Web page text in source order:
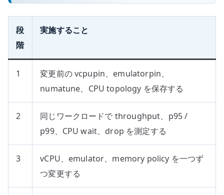
段
階
実施すること
1
変更前の vcpupin、emulatorpin、
numatune、CPU topology を保存する
2
同じワークロードで throughput、p95 /
p99、CPU wait、drop を測定する
3
vCPU、emulator、memory policy を一つず
つ変更する